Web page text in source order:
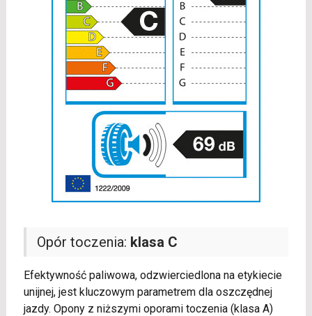
Opór toczenia: klasa C
Efektywność paliwowa, odzwierciedlona na etykiecie
unijnej, jest kluczowym parametrem dla oszczędnej
jazdy. Opony z niższymi oporami toczenia (klasa A)